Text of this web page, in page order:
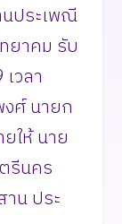
ประเพณี
ยาคม รับ
วลา
ศ์ นายก
ให้ นาย
รีนคร
น ประ